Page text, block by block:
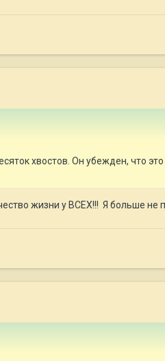
хвостов. Он убежден, что
жизни у ВСЕХ!!! Я больше не